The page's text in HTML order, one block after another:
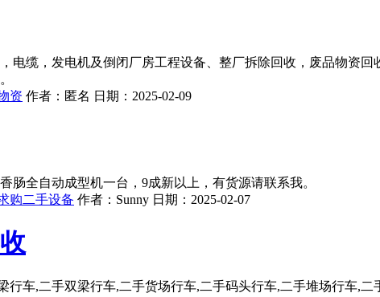
电缆，发电机及倒闭厂房工程设备、整厂拆除回收，废品物资
资 作者： 匿名 日期： 2025-02-09
全自动成型机一台，9成新以上，有货源请联系我。
购二手设备 作者： Sunny 日期： 2025-02-07
车,二手双梁行车,二手货场行车,二手码头行车,二手堆场行车,